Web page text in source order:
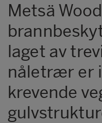
Metsä
laget av
nåletrær er
krevende